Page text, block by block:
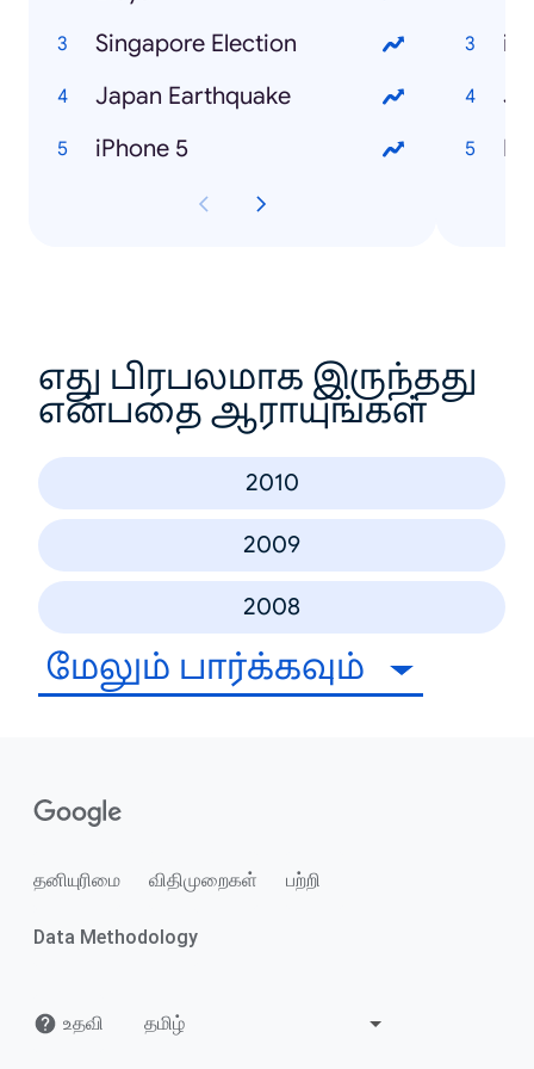
Singapore Election
Japan Earthquake
iPhone 5
எது பிரபலமாக இருந்தது
என்பதை ஆராயுங்கள்
2010
2009
2008
மேலும் பார்க்கவும்
தனியுரிமை விதிமுறைகள் பற்றி
Data Methodology
உதவி